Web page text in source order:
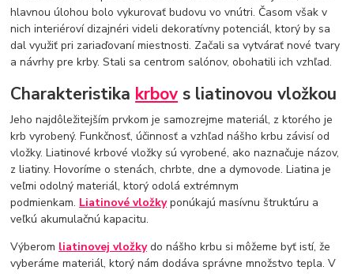
hlavnou úlohou bolo vykurovať budovu vo vnútri. Časom však v
nich interiéroví dizajnéri videli dekoratívny potenciál, ktorý by sa
dal využiť pri zariaďovaní miestnosti. Začali sa vytvárať nové tvary
a návrhy pre krby. Stali sa centrom salónov, obohatili ich vzhľad.
Charakteristika krbov s liatinovou vložkou
Jeho najdôležitejším prvkom je samozrejme materiál, z ktorého je
krb vyrobený. Funkčnosť, účinnosť a vzhľad nášho krbu závisí od
vložky. Liatinové krbové vložky sú vyrobené, ako naznačuje názov,
z liatiny. Hovoríme o stenách, chrbte, dne a dymovode. Liatina je
veľmi odolný materiál, ktorý odolá extrémnym
podmienkam. Liatinové vložkyponúkajú masívnu štruktúru a
veľkú akumulačnú kapacitu.
Výberom liatinovej vložkydo nášho krbu si môžeme byť istí, že
vyberáme materiál, ktorý nám dodáva správne množstvo tepla. V